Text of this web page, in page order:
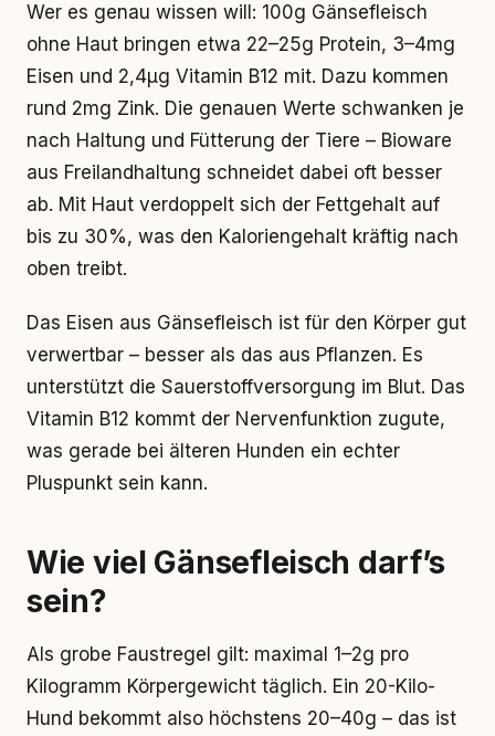
Wer es genau wissen will: 100g Gänsefleisch
ohne Haut bringen etwa 22–25g Protein, 3–4mg
Eisen und 2,4µg Vitamin B12 mit. Dazu kommen
rund 2mg Zink. Die genauen Werte schwanken je
nach Haltung und Fütterung der Tiere – Bioware
aus Freilandhaltung schneidet dabei oft besser
ab. Mit Haut verdoppelt sich der Fettgehalt auf
bis zu 30%, was den Kaloriengehalt kräftig nach
oben treibt.
Das Eisen aus Gänsefleisch ist für den Körper gut
verwertbar – besser als das aus Pflanzen. Es
unterstützt die Sauerstoffversorgung im Blut. Das
Vitamin B12 kommt der Nervenfunktion zugute,
was gerade bei älteren Hunden ein echter
Pluspunkt sein kann.
Wie viel Gänsefleisch darf’s
sein?
Als grobe Faustregel gilt: maximal 1–2g pro
Kilogramm Körpergewicht täglich. Ein 20-Kilo-
Hund bekommt also höchstens 20–40g – das ist